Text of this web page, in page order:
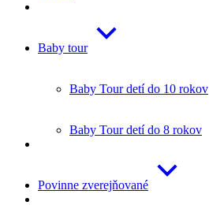
Baby tour
Baby Tour detí do 10 rokov
Baby Tour detí do 8 rokov
Povinne zverejňované